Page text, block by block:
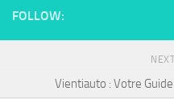
FOLLOW:
Vientiauto : Votre